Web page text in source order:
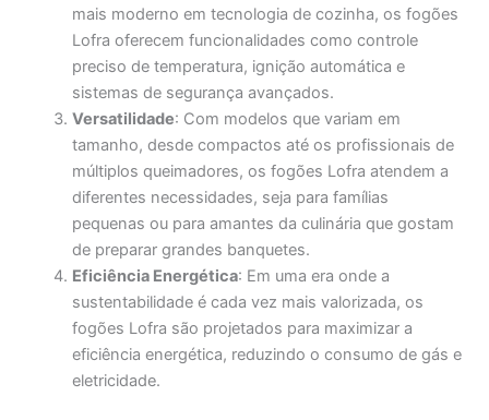
mais moderno em tecnologia de cozinha, os fogões
Lofra oferecem funcionalidades como controle
preciso de temperatura, ignição automática e
sistemas de segurança avançados.
Versatilidade: Com modelos que variam em
tamanho, desde compactos até os profissionais de
múltiplos queimadores, os fogões Lofra atendem a
diferentes necessidades, seja para famílias
pequenas ou para amantes da culinária que gostam
de preparar grandes banquetes.
Eficiência Energética: Em uma era onde a
sustentabilidade é cada vez mais valorizada, os
fogões Lofra são projetados para maximizar a
eficiência energética, reduzindo o consumo de gás e
eletricidade.